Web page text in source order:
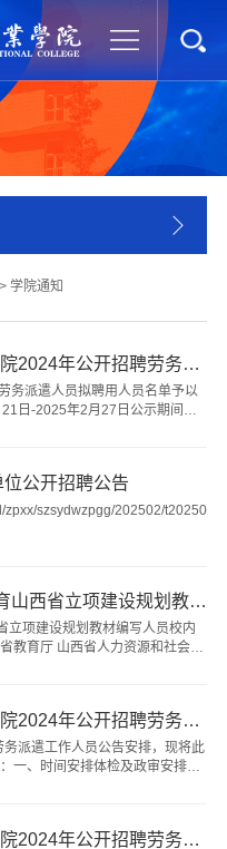
学院通知
山西国际商务职业学院2024年公开招聘劳务派遣工作人员拟聘人员的公示
务派遣人员拟聘用人员名单予以
日-2025年2月27日公示期间，
公开招聘公告
zpxx/szsydwzpgg/202502/
关于“十四五”职业教育山西省立项建设规划教材编写人员校内审核结果的公示
立项建设规划教材编写人员校内
教育厅 山西省人力资源和社会保
山西国际商务职业学院2024年公开招聘劳务派遣工作人员体检及政审公告
派遣工作人员公告安排，现将此
一、时间安排体检及政审安排在
山西国际商务职业学院2024年公开招聘劳务派遣人员考试（面试）成绩及综合成绩公告